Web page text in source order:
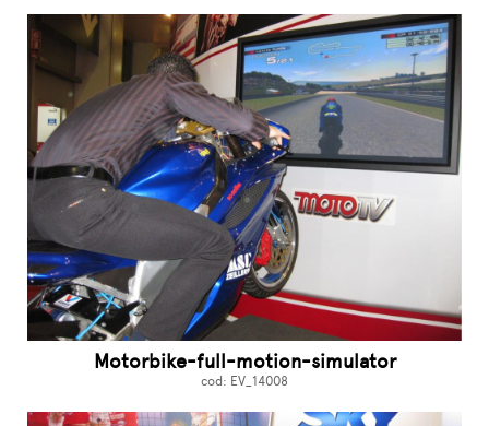
Motorbike-full-motion-simulator
cod: EV_14008